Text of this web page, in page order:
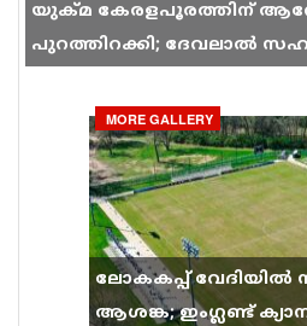
യുക്മ കേരളപൂരത്തിന്
പുറത്തിറക്കി; ദേവലാൽ
MORE GALLERY
ലോകകപ്പ് വേദിയിൽ
ആശങ്ക; ഇംഗ്ലണ്ട്